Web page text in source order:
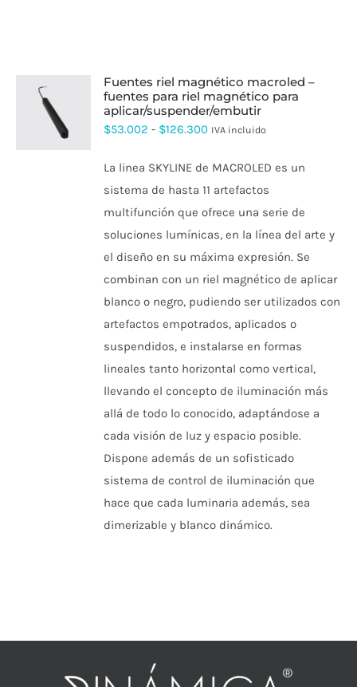
ESTE
PRODUCTO
TIENE
VARIANTES.
fuentes riel magnético macroled –
fuentes para riel magnético para
aplicar/suspender/embutir
$53.002 - $126.300Rango
precios:
desde
$53.002
hasta
$126.300
IVA incluido
La linea SKYLINE de MACROLED es un
sistema de hasta 11 artefactos
multifunción que ofrece una serie de
soluciones lumínicas, en la línea del arte y
el diseño en su máxima expresión. Se
combinan con un riel magnético de aplicar
blanco o negro, pudiendo ser utilizados con
artefactos empotrados, aplicados o
suspendidos, e instalarse en formas
lineales tanto horizontal como vertical,
llevando el concepto de iluminación más
allá de todo lo conocido, adaptándose a
cada visión de luz y espacio posible.
Dispone además de un sofisticado
sistema de control de iluminación que
hace que cada luminaria además, sea
dimerizable y blanco dinámico.